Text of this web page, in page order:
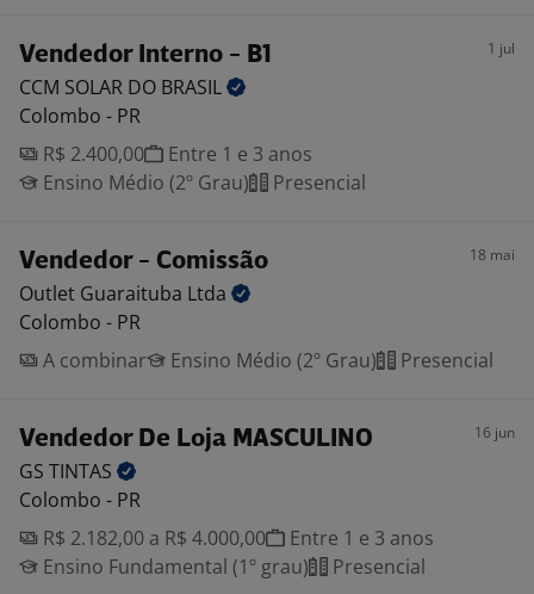
Vendedor Interno - B1 1 jul
CCM SOLAR DO BRASIL
Colombo - PR
R$ 2.400,00
Entre 1 e 3 anos
Ensino Médio (2º Grau)
Presencial
Vendedor - Comissão 18 mai
Outlet Guaraituba Ltda
Colombo - PR
A combinar
Ensino Médio (2º Grau) Presencial
Vendedor De Loja MASCULINO 16 jun
GS TINTAS
Colombo - PR
R$ 2.182,00 a R$ 4.000,00
Entre 1 e 3 anos
Ensino Fundamental (1º grau)
Presencial